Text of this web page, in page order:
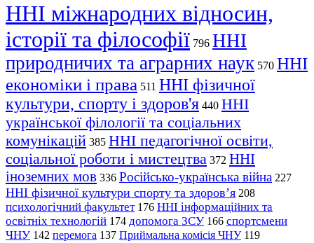
ННІ міжнародних відносин,
історії та філософії 796 ННІ
природничих та аграрних наук 570 ННІ
економіки і права 511 ННІ фізичної
культури, спорту і здоров'я 440 ННІ
української філології та соціальних
комунікацій 385 ННІ педагогічної освіти,
соціальної роботи і мистецтва 372 ННІ
іноземних мов 336 Російсько-українська війна 227
ННІ фізичної культури спорту та здоров’я 208
психологічний факультет 176 ННІ інформаційних та
освітніх технологій 174 допомога ЗСУ 166 спортсмени
ЧНУ 142 перемога 137 Приймальна комісія ЧНУ 119